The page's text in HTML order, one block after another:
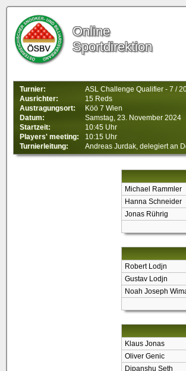
Online
Sportdirektion
Turnier:
ASL Challenge Qualifier - 7 /
Ausrichter:
15 Reds
Austragungsort:
Köö 7 Wien
Datum:
Samstag, 23. November 2024
Startzeit:
10:45 Uhr
Players' meeting:
10:15 Uhr
Turnierleitung:
Andreas Jurdak, delegiert an
Michael Rammler
Hanna Schneider
Jonas Rührig
Robert Lodjn
Gustav Lodjn
Noah Joseph
Klaus Jonas
Oliver Genic
Dipanshu Seth